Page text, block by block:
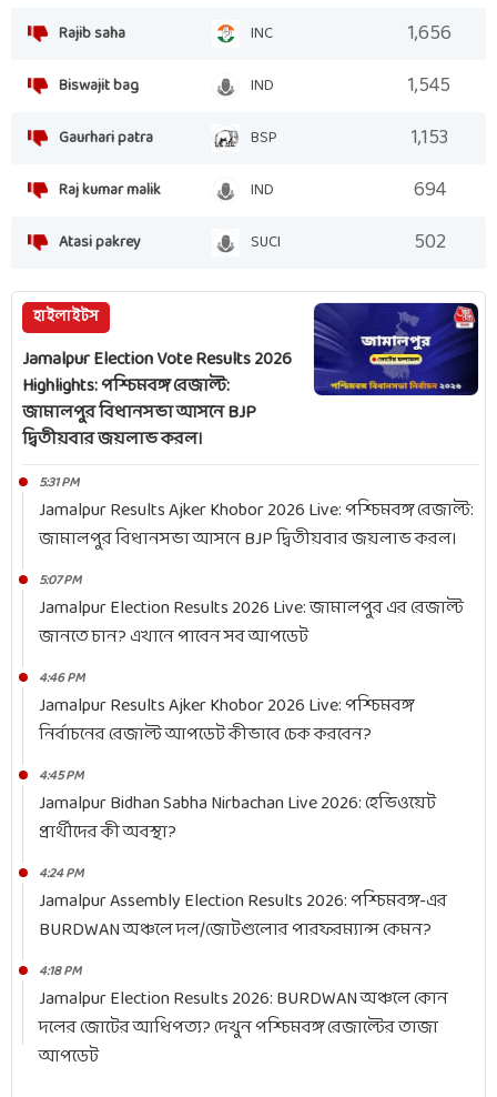
Rajib saha INC 1,656
Biswajit bag IND 1,545
Gaurhari patra BSP 1,153
Raj kumar malik IND 694
Atasi pakrey SUCI 502
হাইলাইটস
Jamalpur Election Vote Results 2026
Highlights: পশ্চিমবঙ্গ রেজাল্ট:
জামালপুর বিধানসভা আসনে BJP
দ্বিতীয়বার জয়লাভ করল।
5:31 PM
Jamalpur Results Ajker Khobor 2026 Live: পশ্চিমবঙ্গ রেজাল্ট:
জামালপুর বিধানসভা আসনে BJP দ্বিতীয়বার জয়লাভ করল।
5:07 PM
Jamalpur Election Results 2026 Live: জামালপুর এর রেজাল্ট
জানতে চান? এখানে পাবেন সব আপডেট
4:46 PM
Jamalpur Results Ajker Khobor 2026 Live: পশ্চিমবঙ্গ
নির্বাচনের রেজাল্ট আপডেট কীভাবে চেক করবেন?
4:45 PM
Jamalpur Bidhan Sabha Nirbachan Live 2026: হেভিওয়েট
প্রার্থীদের কী অবস্থা?
4:24 PM
Jamalpur Assembly Election Results 2026: পশ্চিমবঙ্গ-এর
BURDWAN অঞ্চলে দল/জোটগুলোর পারফরম্যান্স কেমন?
4:18 PM
Jamalpur Election Results 2026: BURDWAN অঞ্চলে কোন
দলের জোটের আধিপত্য? দেখুন পশ্চিমবঙ্গ রেজাল্টের তাজা
আপডেট